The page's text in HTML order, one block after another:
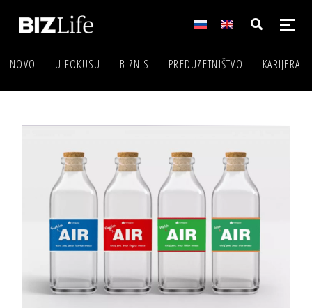
NOVO U FOKUSU BIZNIS PREDUZETNIŠTVO KARIJERA